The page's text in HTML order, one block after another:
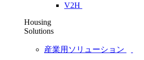
V2H
Housing
Solutions
産業用ソリューション